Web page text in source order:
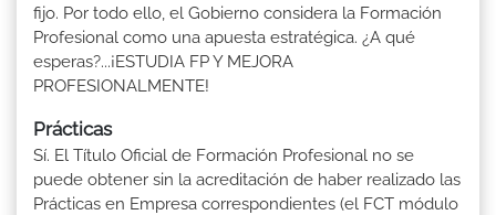
fijo. Por todo ello, el Gobierno considera la Formación
Profesional como una apuesta estratégica. ¿A qué
esperas?...¡ESTUDIA FP Y MEJORA
PROFESIONALMENTE!
Prácticas
Sí. El Título Oficial de Formación Profesional no se
puede obtener sin la acreditación de haber realizado las
Prácticas en Empresa correspondientes (el FCT módulo